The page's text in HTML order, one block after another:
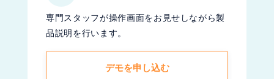
専門スタッフが操作画面をお見せしながら製
品説明を行います。
デモを申し込む